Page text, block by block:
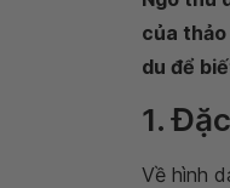
của
du để
1.
Về hình